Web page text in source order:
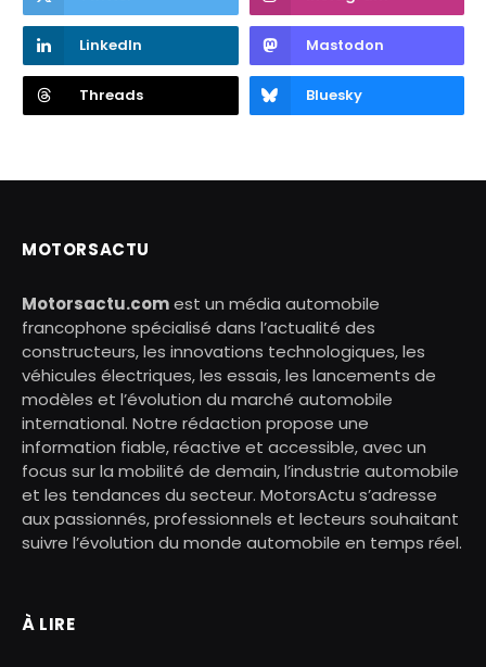
LinkedIn Mastodon
Threads Bluesky
MOTORSACTU
Motorsactu.comest un média automobile
francophone spécialisé dans l’actualité des
constructeurs, les innovations technologiques, les
véhicules électriques, les essais, les lancements de
modèles et l’évolution du marché automobile
international. Notre rédaction propose une
information fiable, réactive et accessible, avec un
focus sur la mobilité de demain, l’industrie automobile
et les tendances du secteur. MotorsActu s’adresse
aux passionnés, professionnels et lecteurs souhaitant
suivre l’évolution du monde automobile en temps réel.
À LIRE